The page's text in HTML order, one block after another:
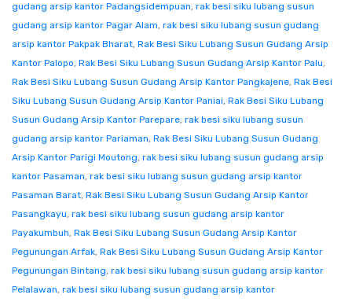
gudang arsip kantor Padangsidempuan, rak besi siku lubang susun
gudang arsip kantor Pagar Alam, rak besi siku lubang susun gudang
arsip kantor Pakpak Bharat, Rak Besi Siku Lubang Susun Gudang Arsip
Kantor Palopo, Rak Besi Siku Lubang Susun Gudang Arsip Kantor Palu,
Rak Besi Siku Lubang Susun Gudang Arsip Kantor Pangkajene, Rak Besi
Siku Lubang Susun Gudang Arsip Kantor Paniai, Rak Besi Siku Lubang
Susun Gudang Arsip Kantor Parepare, rak besi siku lubang susun
gudang arsip kantor Pariaman, Rak Besi Siku Lubang Susun Gudang
Arsip Kantor Parigi Moutong, rak besi siku lubang susun gudang arsip
kantor Pasaman, rak besi siku lubang susun gudang arsip kantor
Pasaman Barat, Rak Besi Siku Lubang Susun Gudang Arsip Kantor
Pasangkayu, rak besi siku lubang susun gudang arsip kantor
Payakumbuh, Rak Besi Siku Lubang Susun Gudang Arsip Kantor
Pegunungan Arfak, Rak Besi Siku Lubang Susun Gudang Arsip Kantor
Pegunungan Bintang, rak besi siku lubang susun gudang arsip kantor
Pelalawan, rak besi siku lubang susun gudang arsip kantor